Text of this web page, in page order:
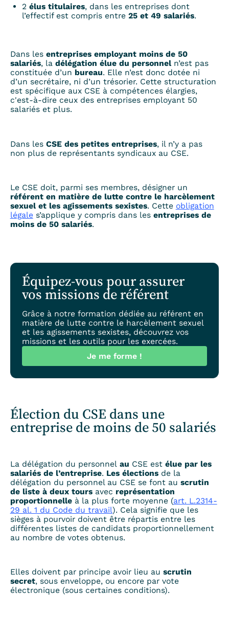
2élus titulaires, dans les entreprises dont
l’effectif est compris entre25 et 49 salariés.
Dans les entreprises employant moins de 50
salariés, la délégation élue du personnel n’est pas
constituée d’un bureau. Elle n’est donc dotée ni
d’un secrétaire, ni d’un trésorier. Cette structuration
est spécifique aux CSE à compétences élargies,
c'est-à-dire ceux des entreprises employant 50
salariés et plus.
Dans les CSE des petites entreprises, il n’y a pas
non plus de représentants syndicaux au CSE.
Le CSE doit, parmi ses membres, désigner un
référent en matière de lutte contre le harcèlement
sexuel et les agissements sexistes. Cette obligation
légales’applique y compris dans les entreprises de
moins de 50 salariés.
Équipez-vous pour assurer
vos missions de référent
Grâce à notre formation dédiée au référent en
matière de lutte contre le harcèlement sexuel
et les agissements sexistes, découvrez vos
missions et les outils pour les exercées.
Je me forme !
Élection du CSE dans une
entreprise de moins de 50 salariés
La délégation du personnel au CSE est élue par les
salariés de l’entreprise. Les électionsde la
délégation du personnel au CSE se font au scrutin
de liste à deux toursavec représentation
proportionnelleà la plus forte moyenne (art. L.2314-
29 al. 1 du Code du travail). Cela signifie que les
sièges à pourvoir doivent être répartis entre les
différentes listes de candidats proportionnellement
au nombre de votes obtenus.
Elles doivent par principe avoir lieu au scrutin
secret, sous enveloppe, ou encore par vote
électronique (sous certaines conditions).